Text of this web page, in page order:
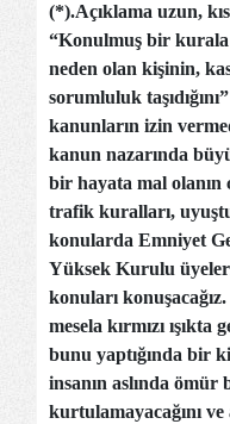
(*).Açıklama uzun,
“Konulmuş bir kurala
neden olan kişinin,
sorumluluk
kanunların izin
kanun nazarında
bir hayata mal olanın
trafik kuralları,
konularda Emniyet
Yüksek Kurulu
konuları
mesela kırmızı ışıkta
bunu yaptığında bir
insanın aslında
kurtulamayacağını